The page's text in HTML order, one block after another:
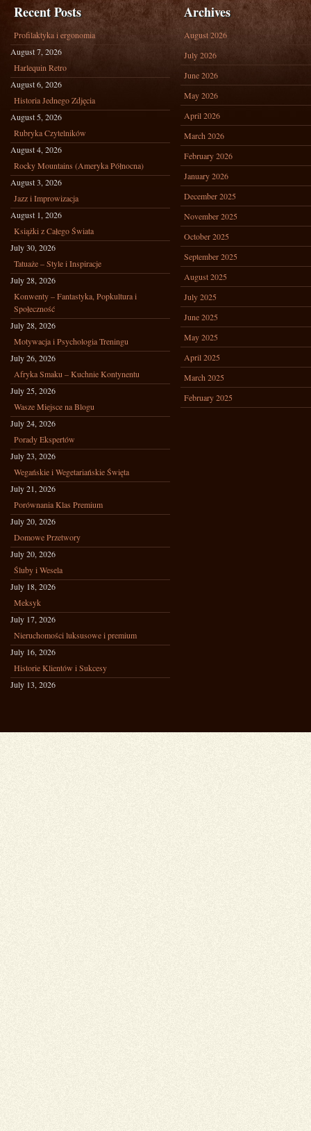
Recent Posts
Profilaktyka i ergonomia
August 7, 2026
Harlequin Retro
August 6, 2026
Historia Jednego Zdjęcia
August 5, 2026
Rubryka Czytelników
August 4, 2026
Rocky Mountains (Ameryka Północna)
August 3, 2026
Jazz i Improwizacja
August 1, 2026
Książki z Całego Świata
July 30, 2026
Tatuaże – Style i Inspiracje
July 28, 2026
Konwenty – Fantastyka, Popkultura i
Społeczność
July 28, 2026
Motywacja i Psychologia Treningu
July 26, 2026
Afryka Smaku – Kuchnie Kontynentu
July 25, 2026
Wasze Miejsce na Blogu
July 24, 2026
Porady Ekspertów
July 23, 2026
Wegańskie i Wegetariańskie Święta
July 21, 2026
Porównania Klas Premium
July 20, 2026
Domowe Przetwory
July 20, 2026
Śluby i Wesela
July 18, 2026
Meksyk
July 17, 2026
Nieruchomości luksusowe i premium
July 16, 2026
Historie Klientów i Sukcesy
July 13, 2026
Archives
August 2026
July 2026
June 2026
May 2026
April 2026
March 2026
February 2026
January 2026
December 2025
November 2025
October 2025
September 2025
August 2025
July 2025
June 2025
May 2025
April 2025
March 2025
February 2025